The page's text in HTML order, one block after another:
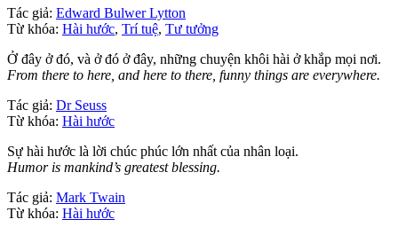
Tác giả: Edward Bulwer Lytton
Từ khóa: Hài hước, Trí tuệ, Tư tưởng
Ở đây ở đó, và ở đó ở đây, những chuyện khôi hài ở khắp mọi nơi.
From there to here, and here to there, funny things are everywhere.
Tác giả: Dr Seuss
Từ khóa: Hài hước
Sự hài hước là lời chúc phúc lớn nhất của nhân loại.
Humor is mankind’s greatest blessing.
Tác giả: Mark Twain
Từ khóa: Hài hước